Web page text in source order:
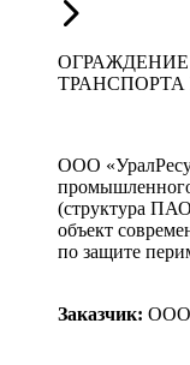
ООО
(структура
объект
по защите
Заказчик: